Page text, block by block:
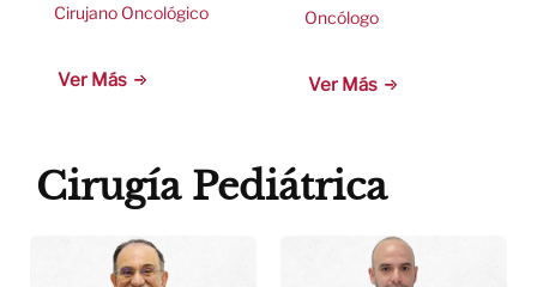
Cirujano Oncológico
Ver Más
Oncólogo
Ver Más
Cirugía Pediátrica